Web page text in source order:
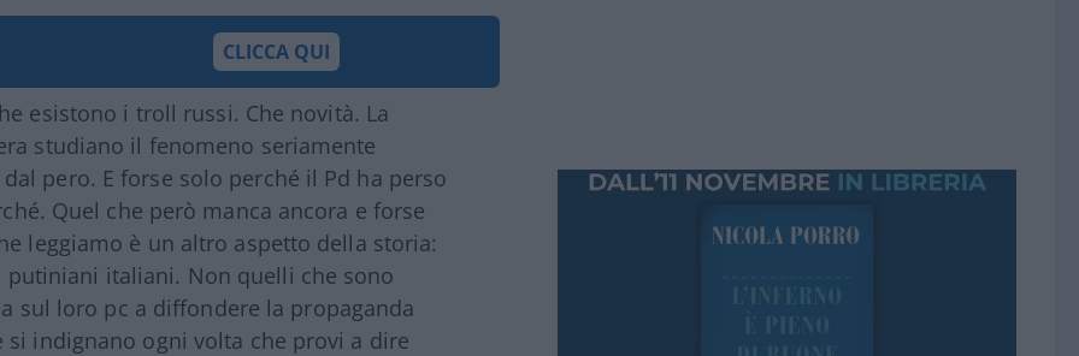
CLICCA QUI
esistono i troll russi. Che novità. La
studiano il fenomeno seriamente
pero. E forse solo perché il Pd ha perso
Quel che però manca ancora e forse
leggiamo è un altro aspetto della storia:
italiani. Non quelli che sono
sul loro pc a diffondere la propaganda
indignano ogni volta che provi a dire